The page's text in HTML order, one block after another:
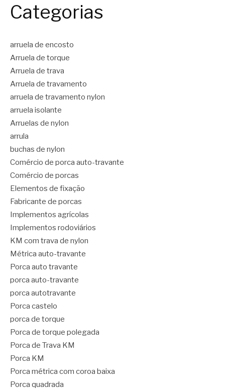
Categorias
arruela de encosto
Arruela de torque
Arruela de trava
Arruela de travamento
arruela de travamento nylon
arruela isolante
Arruelas de nylon
arrula
buchas de nylon
Comércio de porca auto-travante
Comércio de porcas
Elementos de fixação
Fabricante de porcas
Implementos agrícolas
Implementos rodoviários
KM com trava de nylon
Métrica auto-travante
Porca auto travante
porca auto-travante
porca autotravante
Porca castelo
porca de torque
Porca de torque polegada
Porca de Trava KM
Porca KM
Porca métrica com coroa baixa
Porca quadrada